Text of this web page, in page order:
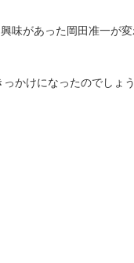
味があった岡田准一が
っかけになったのでしょう